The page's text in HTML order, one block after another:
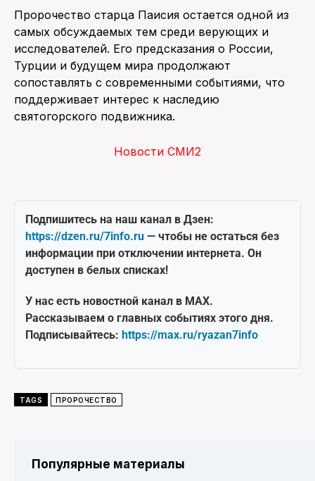
Пророчество старца Паисия остается одной из
самых обсуждаемых тем среди верующих и
исследователей. Его предсказания о России,
Турции и будущем мира продолжают
сопоставлять с современными событиями, что
поддерживает интерес к наследию
святогорского подвижника.
Новости СМИ2
Подпишитесь на наш канал в Дзен:
https://dzen.ru/7info.ru — чтобы не остаться без
информации при отключении интернета. Он
доступен в белых списках!
У нас есть новостной канал в MAX.
Рассказываем о главных событиях этого дня.
Подписывайтесь: https://max.ru/ryazan7info
TAGS ПРОРОЧЕСТВО
Популярные материалы